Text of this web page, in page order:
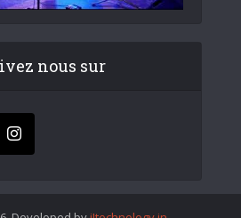
nous sur